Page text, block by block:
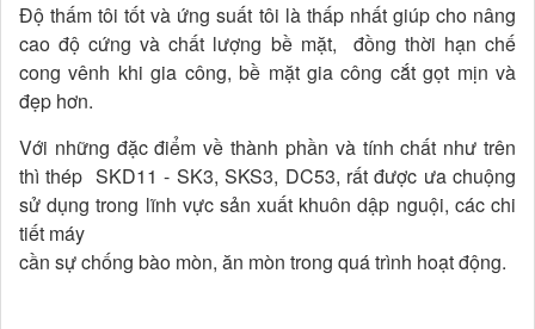
Độ thấm tôi tốt và ứng suất tôi là thấp nhất giúp cho nâng
cao độ cứng và chất lượng bề mặt, đồng thời hạn chế
cong vênh khi gia công, bề mặt gia công cắt gọt mịn và
đẹp hơn.
Với những đặc điểm về thành phần và tính chất như trên
thì thép SKD11 - SK3, SKS3, DC53, rất được ưa chuộng
sử dụng trong lĩnh vực sản xuất khuôn dập nguội, các chi
tiết máy
cần sự chống bào mòn, ăn mòn trong quá trình hoạt động.